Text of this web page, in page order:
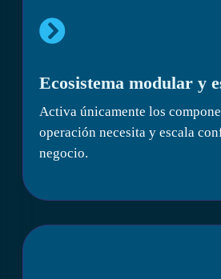
Ecosistema modular y
Activa únicamente los
operación necesita y escala
negocio.